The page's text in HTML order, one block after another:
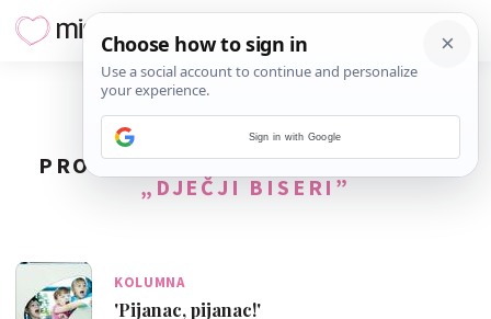
PRONAĐENO1REZULTATA ZA TAG
„DJEČJI BISERI”
KOLUMNA
'Pijanac, pijanac!'
Sign in with Google